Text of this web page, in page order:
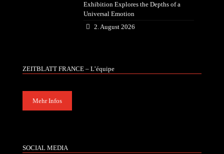
Exhibition Explores the Depths of a
Universal Emotion
2. August 2026
ZEITBLATT FRANCE – L’équipe
Mehr Infos
SOCIAL MEDIA